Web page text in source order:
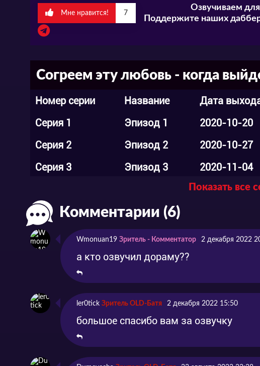
заговаривает о возможности для девушки
необычные сладости на продажу. Согласится
Посмотреть романтическую дораму "Согреем
и в русской озвучке совершенно бесплатно без
Мне нравится! 7
Озвучиваем
Поддержите наших
Согреем эту любовь - когда
Номер серии Название Дата
Серия 1
Эпизод 1 2020-10-20
Серия 2
Эпизод 2 2020-10-27
Серия 3
Эпизод 3 2020-11-04
2020-11-11
Серия 5
Эпизод 5
Серия 6
Эпизод 6 2020-11-25
Серия 7
Эпизод 7
Серия 8
Серия 9
Эпизод 9 2020-12-28
Серия 10
Эпизод 10 2021-01-01
Показать все
Комментарии (6)
Wmonuan19 Зритель - Комментатор 2 декабря 2022
а кто озвучил дораму??
ler0tick Зритель OLD-Батя 2 декабря 2022 15:50
большое спасибо вам за озвучку